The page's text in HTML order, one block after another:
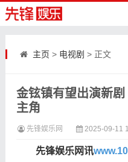
主页 > 电视剧 > 正文
金铉镇有望出演新
主角
先锋娱乐网 2025-09-11
先锋娱乐网讯